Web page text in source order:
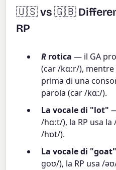
🇺🇸 vs 🇬🇧
RP
R rotica — il GA
(car /kɑːr/),
prima di una
parola (car /kɑː/).
La vocale di "lot"
/hɑːt/), la RP usa
/hɒt/).
La vocale di "goat"
ɡoʊ/), la RP usa /